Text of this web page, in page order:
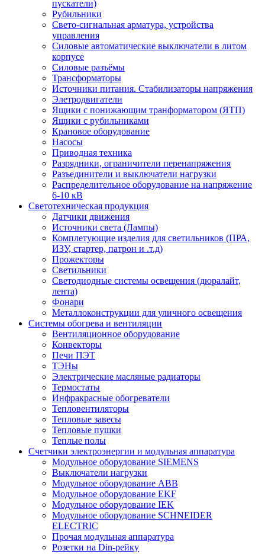
пускатели)
Рубильники
Свето-сигнальная арматура, устройства
управления
Силовые автоматические выключатели в литом
корпусе
Силовые разъёмы
Трансформаторы
Источники питания. Стабилизаторы напряжения
Элетродвигатели
Ящики с понижающим транформатором (ЯТП)
Ящики с рубильниками
Крановое оборудование
Насосы
Приводная техника
Разрядники, ограничители перенапряжения
Разъединители и выключатели нагрузки
Распределительное оборудование на напряжение
6-10 кВ
Светотехническая продукция
Датчики движения
Источники света (Лампы)
Комплетующие изделия для светильников (ПРА,
ИЗУ, стартер, патрон и .т.д)
Прожекторы
Светильники
Светодиодные системы освещения (дюралайт,
лента)
Фонари
Металлоконструкции для уличного освещения
Системы обогрева и вентиляции
Вентиляционное оборудование
Конвекторы
Печи ПЭТ
ТЭНы
Электрические масляные радиаторы
Термостаты
Инфракрасные обогреватели
Тепловентиляторы
Тепловые завесы
Тепловые пушки
Теплые полы
Счетчики электроэнергии и модульная аппаратура
Модульное оборудование SIEMENS
Выключатели нагрузки
Модульное оборудование ABB
Модульное оборудование EKF
Модульное оборудование IEK
Модульное оборудование SCHNEIDER
ELECTRIC
Прочая модульная аппаратура
Розетки на Din-рейку